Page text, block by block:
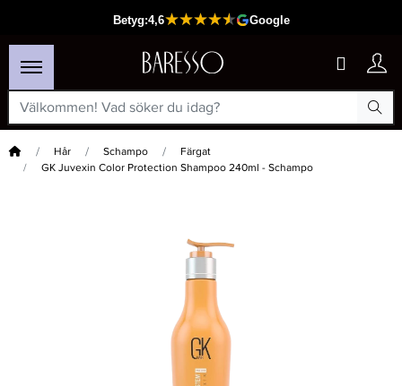
Hem Hår Schampo
Färgat
GK Juvexin Color Protection Shampoo 240ml - Schampo